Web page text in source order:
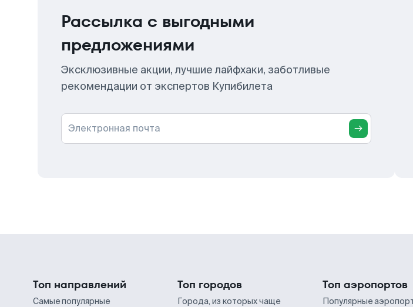
Рассылка с выгодными
предложениями
Эксклюзивные акции, лучшие лайфхаки, заботливые
рекомендации от экспертов Купибилета
Электронная почта
Топ направлений
Самые популярные
Топ городов
Города, из которых чаще
Топ аэропортов
Популярные